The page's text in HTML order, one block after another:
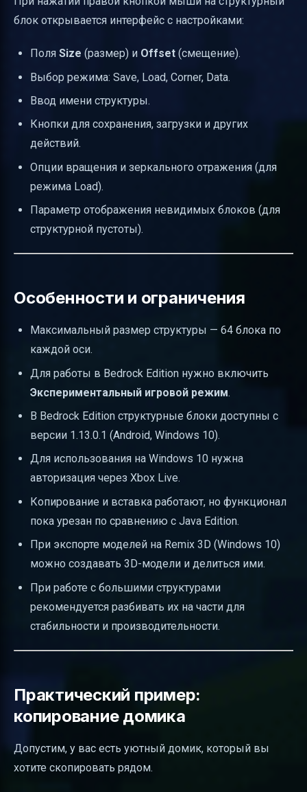
блок открывается интерфейс с настройками:
Поля Size (размер) и Offset (смещение).
Выбор режима: Save, Load, Corner, Data.
Ввод имени структуры.
Кнопки для сохранения, загрузки и других
действий.
Опции вращения и зеркального отражения (для
режима Load).
Параметр отображения невидимых блоков (для
структурной пустоты).
Особенности и ограничения
Максимальный размер структуры — 64 блока по
каждой оси.
Для работы в Bedrock Edition нужно включить
Экспериментальный игровой режим.
В Bedrock Edition структурные блоки доступны с
версии 1.13.0.1 (Android, Windows 10).
Для использования на Windows 10 нужна
авторизация через Xbox Live.
Копирование и вставка работают, но функционал
пока урезан по сравнению с Java Edition.
При экспорте моделей на Remix 3D (Windows 10)
можно создавать 3D-модели и делиться ими.
При работе с большими структурами
рекомендуется разбивать их на части для
стабильности и производительности.
Практический пример:
копирование домика
Допустим, у вас есть уютный домик, который вы
хотите скопировать рядом.